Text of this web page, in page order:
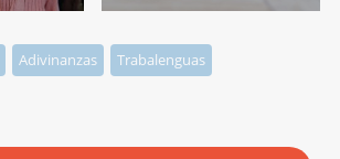
Adivinanzas
Trabalenguas